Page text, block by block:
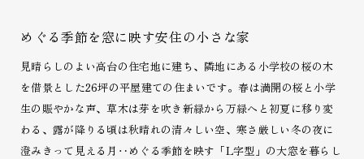
めぐる季節を窓に映す安住の小さな家
見晴らしのよい高台の住宅地に建ち、隣地にある小学校の桜の木
を借景とした26坪の平屋建ての住まいです。春は満開の桜と小学
生の賑やかな声、草木は芽を吹き新緑から万緑へと初夏に移り変
わる、 露が降りる頃は秋晴れの清々しい空、寒さ厳しい冬の夜に
澄みきって見える月‥ めぐる季節を映す「L字型」の大窓を暮らし